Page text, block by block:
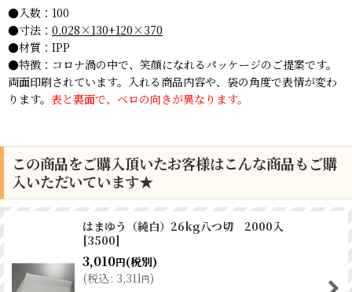
●入数：100
●寸法： 0.028×130+120×370
●材質：IPP
●特徴：コロナ渦の中で、笑顔になれるパッケージのご提案です。
両面印刷されています。入れる商品内容や、袋の角度で表情が変わ
ります。 表と裏面で、ベロの向きが異なります。
この商品をご購入頂いたお客様はこんな商品もご購
入いただいています★
はまゆう（純白）26kg八つ切 2000入
[3500]
3,010円(税別)
(税込: 3,311円)